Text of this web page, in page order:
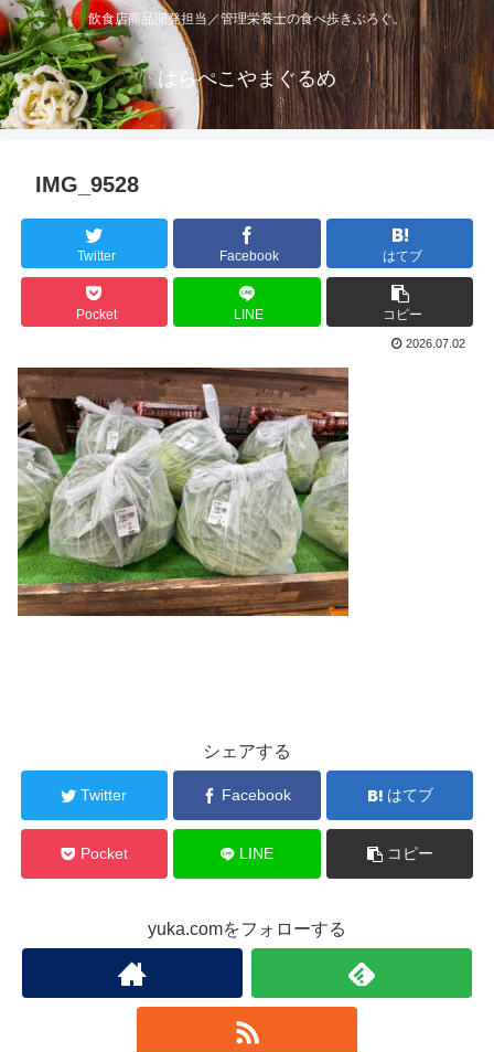
飲食店商品開発担当／管理栄養士の食べ歩きぶろぐ。
はらぺこやまぐるめ
IMG_9528
Twitter Facebook はてブ
Pocket LINE コピー
2026.07.02
シェアする
Twitter Facebook はてブ
Pocket LINE コピー
yuka.comをフォローする